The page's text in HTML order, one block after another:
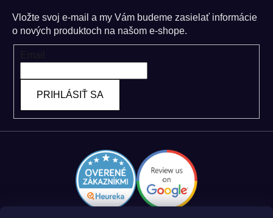
Vložte svoj e-mail a my Vám budeme zasielať informácie
o nových produktoch na našom e-shope.
PRIHLÁSIŤ SA